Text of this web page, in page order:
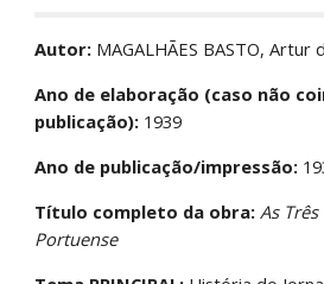
Autor: MAGALHÃES BASTO, Artur
Ano de elaboração (caso não
publicação): 1939
Ano de publicação/impressão:
Título completo da obra: As
Portuense